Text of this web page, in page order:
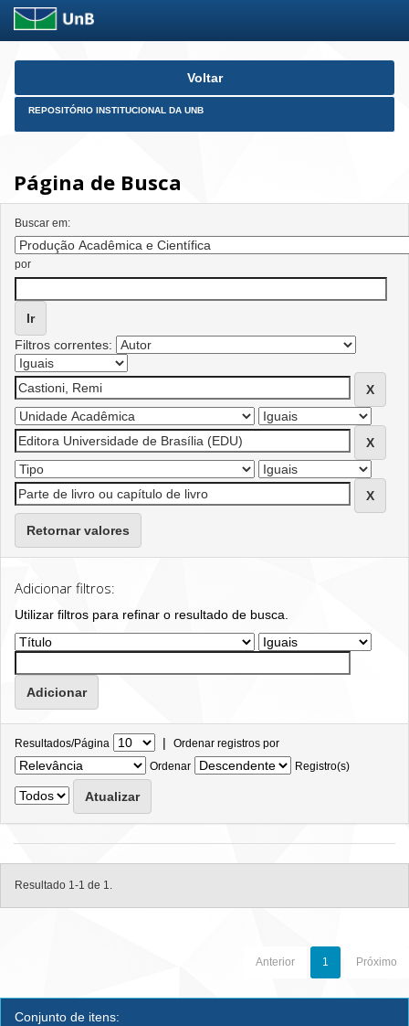
Skip
Voltar
REPOSITÓRIO INSTITUCIONAL DA UNB
Página de Busca
Buscar em:
por
Filtros correntes:
Retornar valores
Adicionar filtros:
Utilizar filtros para refinar o resultado de busca.
Resultados/Página | Ordenar registros por
Ordenar
Registro(s)
Resultado 1-1 de 1.
Anterior 1 Próximo
Conjunto de itens: